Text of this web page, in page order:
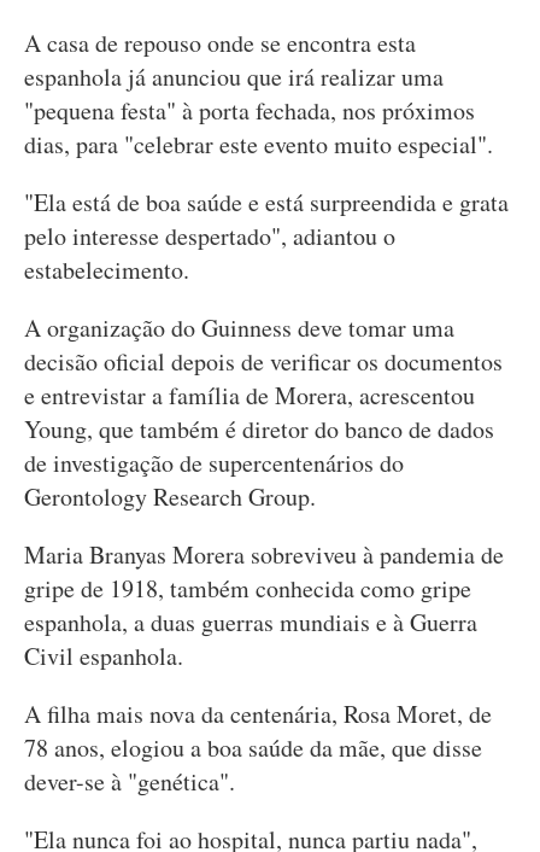
A casa de repouso onde se encontra esta
espanhola já anunciou que irá realizar uma
"pequena festa" à porta fechada, nos próximos
dias, para "celebrar este evento muito especial".
"Ela está de boa saúde e está surpreendida e grata
pelo interesse despertado", adiantou o
estabelecimento.
A organização do Guinness deve tomar uma
decisão oficial depois de verificar os documentos
e entrevistar a família de Morera, acrescentou
Young, que também é diretor do banco de dados
de investigação de supercentenários do
Gerontology Research Group.
Maria Branyas Morera sobreviveu à pandemia de
gripe de 1918, também conhecida como gripe
espanhola, a duas guerras mundiais e à Guerra
Civil espanhola.
A filha mais nova da centenária, Rosa Moret, de
78 anos, elogiou a boa saúde da mãe, que disse
dever-se à "genética".
"Ela nunca foi ao hospital, nunca partiu nada",